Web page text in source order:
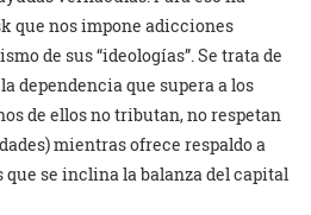
que nos impone adicciones
de sus “ideologías”. Se trata de
dependencia que supera a los
de ellos no tributan, no respetan
mientras ofrece respaldo a
que se inclina la balanza del capital